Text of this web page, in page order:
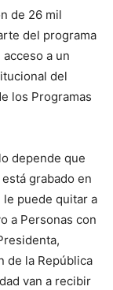
de 26 mil
del programa
a un
del
los Programas
depende que
grabado en
le puede quitar a
a Personas con
de la República
van a recibir